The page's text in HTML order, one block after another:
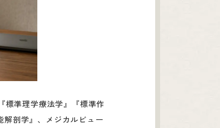
標準理学療法学』『標準作
剖学』、メジカルビュー